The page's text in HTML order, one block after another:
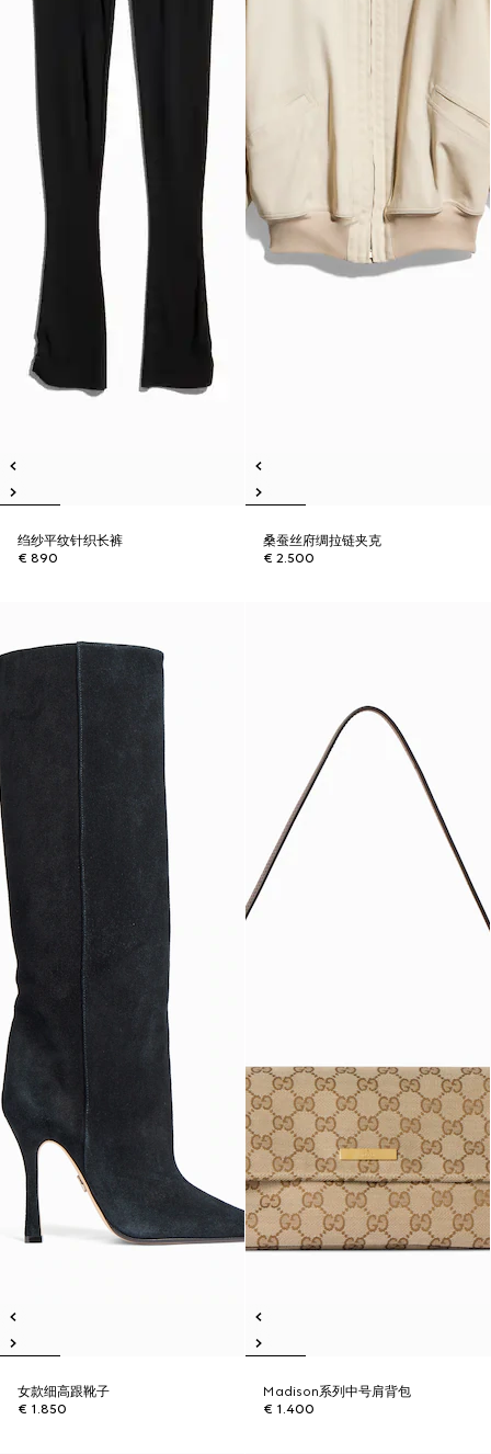
绉纱平纹针织长裤
€ 890
桑蚕丝府绸拉链夹克
€ 2.500
女款细高跟靴子
€ 1.850
Madison系列中号肩背包
€ 1.400